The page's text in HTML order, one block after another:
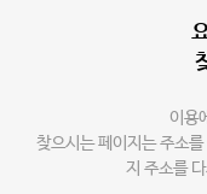
이용
찾으시는 페이지는 주소
지 주소를